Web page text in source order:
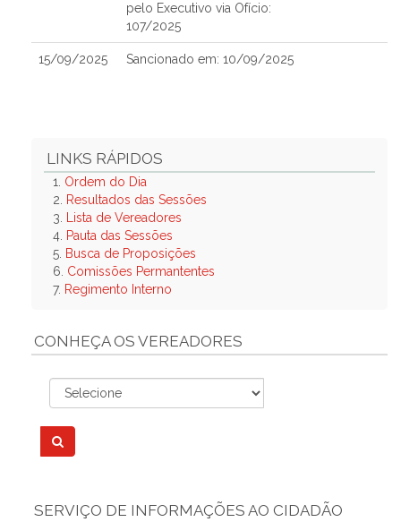
pelo Executivo via Ofício:
107/2025
15/09/2025 Sancionado em: 10/09/2025
LINKS RÁPIDOS
1. Ordem do Dia
2.
Resultados das Sessões
3.
Lista de Vereadores
4. Pauta das Sessões
5. Busca de Proposições
6. Comissões Permantentes
7. Regimento Interno
CONHEÇA OS VEREADORES
SERVIÇO DE INFORMAÇÕES AO CIDADÃO